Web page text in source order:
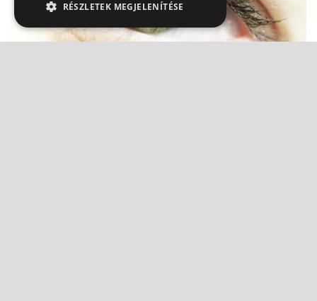
RÉSZLETEK MEGJELENÍTÉSE